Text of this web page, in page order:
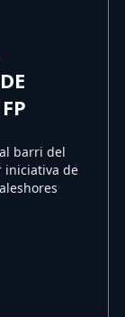
barri del
iniciativa de